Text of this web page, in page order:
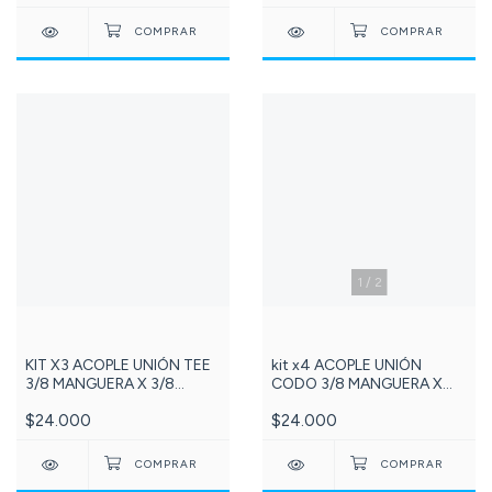
KIT X3 ACOPLE UNIÓN TEE
3/8 MANGUERA X 3/8
MANGUERA Referencia:
$24.000
1 / 2
kit x4 ACOPLE UNIÓN
CODO 3/8 MANGUERA X
141-DCC004C
$24.000